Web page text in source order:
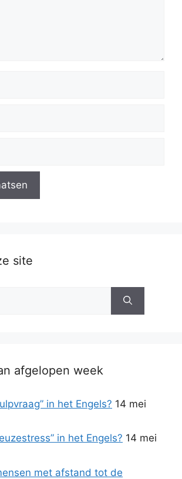
site
afgelopen week
in het Engels? 14 mei
in het Engels? 14 mei
met afstand tot de